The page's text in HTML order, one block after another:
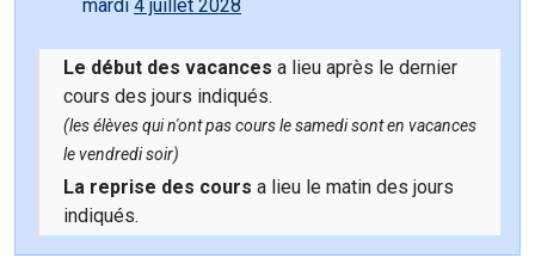
mardi 4 juillet 2028
Le début des vacances a lieu après le dernier
cours des jours indiqués.
(les élèves qui n'ont pas cours le samedi sont en vacances
le vendredi soir)
La reprise des cours a lieu le matin des jours
indiqués.